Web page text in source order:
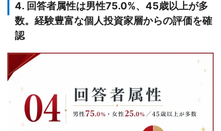
4. 回答者属性は男性75.0%、45歳以上が多
数。経験豊富な個人投資家層からの評価を確
認